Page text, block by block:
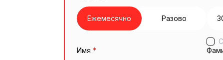
Ежемесячно Разово
Имя *